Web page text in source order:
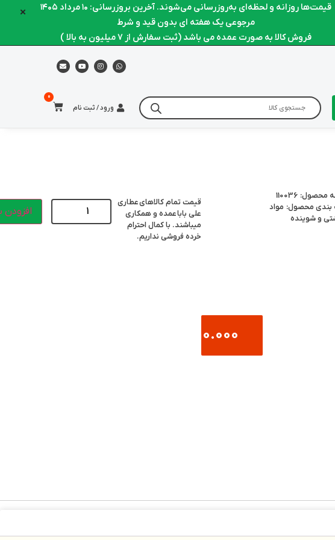
×
قیمت‌ها روزانه و لحظه‌ای به‌روزرسانی می‌شوند. آخرین بروزرسانی: ۱۰ مرداد ۱۴۰۵
مرجوعی یک هفته ای بدون قید و شرط
فروش کالا به صورت عمده می باشد (ثبت سفارش از 7 میلیون به بالا )
ورود / ثبت نام
110036
بندی محصول: مواد
و شوینده
510.000
قیمت تمام کالاهایعطاری
علی باباعمده و همکاری
میباشند. با کمال احترام
خرده فروشی نداریم.
افزودن